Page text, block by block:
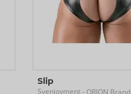
Slip
Svenjoyment- ORION Brand